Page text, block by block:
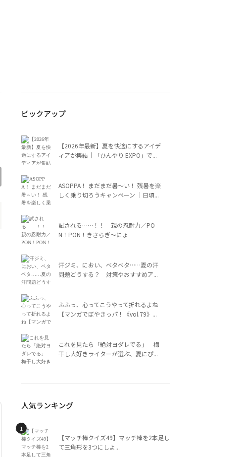
ピックアップ
【2026年最新】夏を快適にするアイデ
ィアが集結｜「ひんやり EXPO」で...
ASOPPA！ まだまだ暑～い！ 残暑を楽
しく乗り切ろうキャンペーン ｜日頃...
試される……！！ 親の忍耐力／PO
N！PON！きさらぎ～にょ
汗ジミ、におい、ベタベタ……夏の汗
問題どうする？ 対策やおすすめア...
ふふっ、心ってこうやって折れるよね
【マンガでぼやきっパ！《vol.79》...
これを見たら「絶対ヨダレでる」 梅
干し大好きライターが選ぶ、夏にぴ...
人気ランキング
【マッチ棒クイズ49】マッチ棒を2本足し
て三角形を3つにしよ...